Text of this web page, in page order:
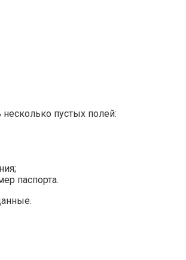
пустых полей:
паспорта.